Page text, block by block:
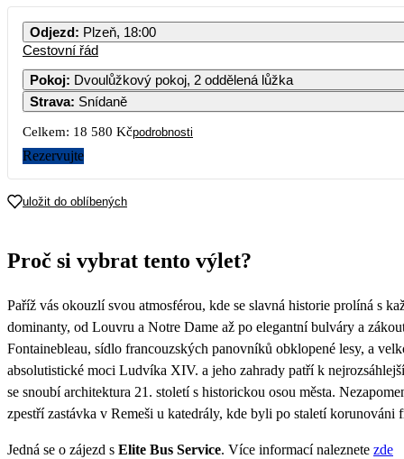
Odjezd: Plzeň, 18:00
Cestovní řád
Pokoj: Dvoulůžkový pokoj, 2 oddělená lůžka
Strava: Snídaně
Celkem: 18 580 Kčpodrobnosti
Rezervujte
uložit do oblíbených
Proč si vybrat tento výlet?
Paříž vás okouzlí svou atmosférou, kde se slavná historie prolíná s
dominanty, od Louvru a Notre Dame až po elegantní bulváry a
Fontainebleau, sídlo francouzských panovníků obklopené lesy, a
absolutistické moci Ludvíka XIV. a jeho zahrady patří k
se snoubí architektura 21. století s historickou osou města.
zpestří zastávka v Remeši u katedrály, kde byli po staletí korunováni
Jedná se o zájezd s Elite Bus Service. Více informací naleznete zde